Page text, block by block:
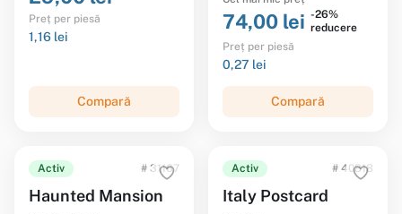
Preț per piesă
1,16 lei
Compară
74,00 lei -26%
reducere
Preț per piesă
0,27 lei
Compară
Activ # 31167
Haunted Mansion
Activ # 40818
Italy Postcard